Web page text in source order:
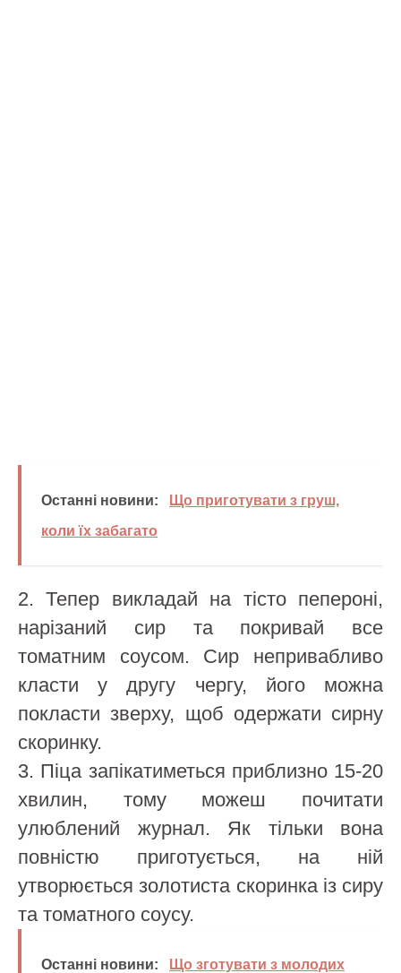
Останні новини:
Що приготувати з груш,
коли їх забагато
2.Тепер викладай на тісто пепероні,
нарізаний сир та покривай все
томатним соусом. Сир непривабливо
класти у другу чергу, його можна
покласти зверху, щоб одержати сирну
скоринку.
3. Піца запікатиметься приблизно 15-20
хвилин, тому можеш почитати
улюблений журнал. Як тільки вона
повністю приготується, на ній
утворюється золотиста скоринка із сиру
та томатного соусу.
Останні новини:
Що зготувати з молодих